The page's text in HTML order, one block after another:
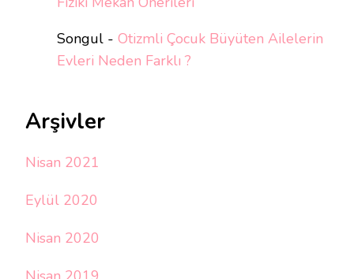
Songul - Otizmli Çocuk Büyüten Ailelerin
Evleri Neden Farklı ?
Arşivler
Nisan 2021
Eylül 2020
Nisan 2020